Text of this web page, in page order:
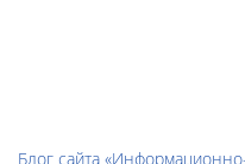
Блог сайта